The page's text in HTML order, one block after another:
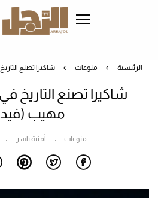
الرئيسية منوعات شاكيرا تصنع
شاكيرا تصنع التاريخ
مهيب
منوعات أمنية ياسر